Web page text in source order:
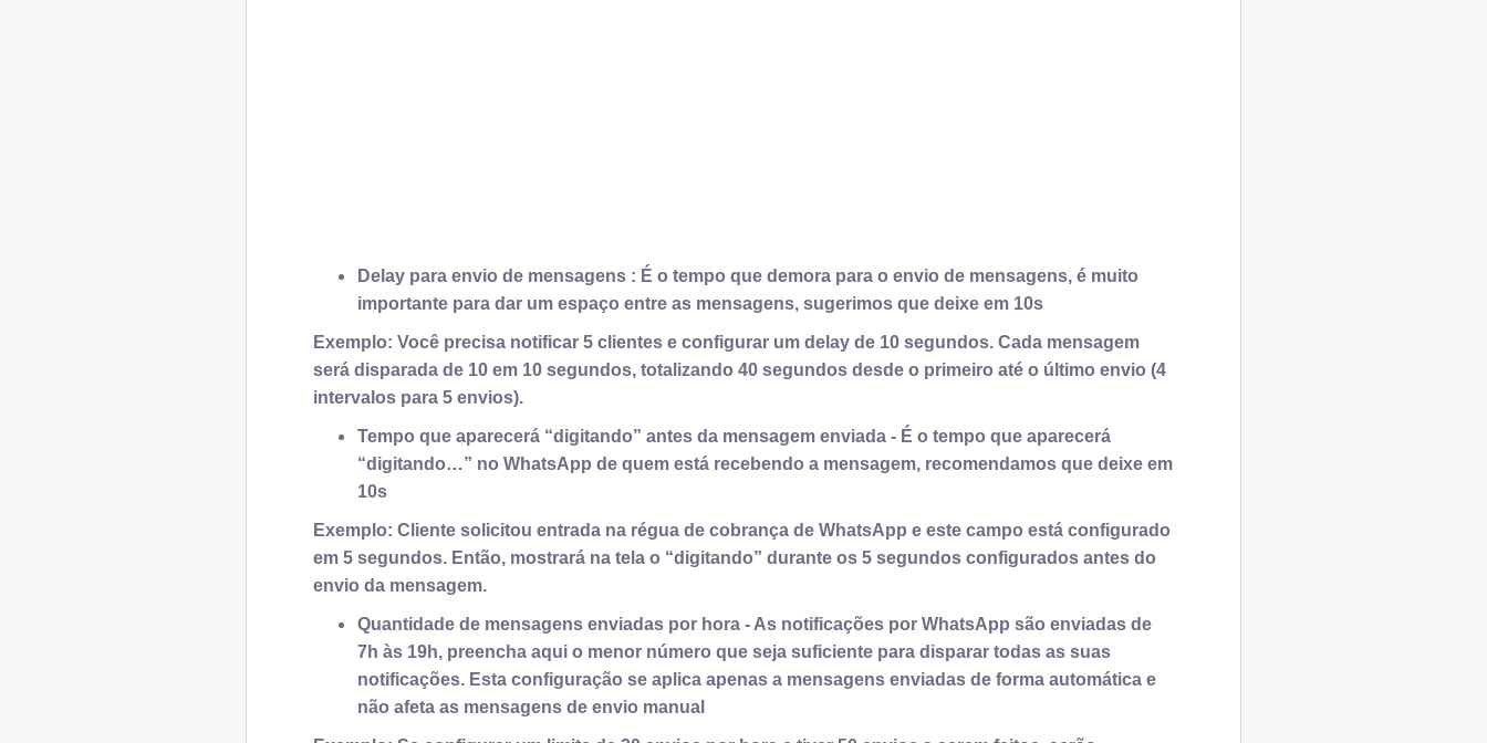
Delay para envio de mensagens : É o tempo que demora para o envio de mensagens, é muito
importante para dar um espaço entre as mensagens, sugerimos que deixe em 10s
Exemplo: Você precisa notificar 5 clientes e configurar um delay de 10 segundos. Cada mensagem
será disparada de 10 em 10 segundos, totalizando 40 segundos desde o primeiro até o último envio (4
intervalos para 5 envios).
Tempo que aparecerá “digitando” antes da mensagem enviada - É o tempo que aparecerá
“digitando…” no WhatsApp de quem está recebendo a mensagem, recomendamos que deixe em
10s
Exemplo: Cliente solicitou entrada na régua de cobrança de WhatsApp e este campo está configurado
em 5 segundos. Então, mostrará na tela o “digitando” durante os 5 segundos configurados antes do
envio da mensagem.
Quantidade de mensagens enviadas por hora - As notificações por WhatsApp são enviadas de
7h às 19h, preencha aqui o menor número que seja suficiente para disparar todas as suas
notificações. Esta configuração se aplica apenas a mensagens enviadas de forma automática e
não afeta as mensagens de envio manual